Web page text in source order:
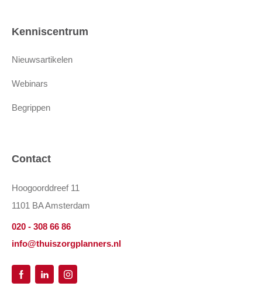
Kenniscentrum
Nieuwsartikelen
Webinars
Begrippen
Contact
Hoogoorddreef 11
1101 BA Amsterdam
020 - 308 66 86
info@thuiszorgplanners.nl